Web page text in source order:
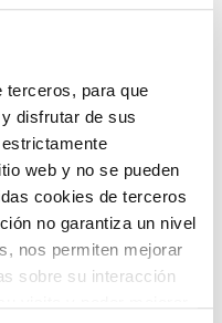
terceros, para que
disfrutar de sus
web y no se pueden
cookies de terceros
no garantiza un nivel
nos permiten mejorar
sobre su interacción
EVENTO PASADO